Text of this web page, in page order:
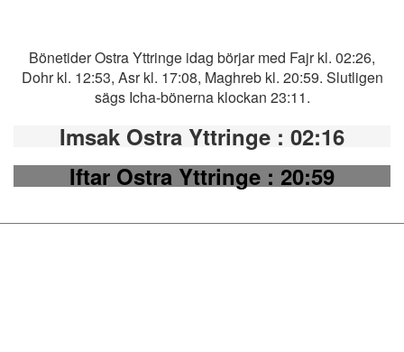
Bönetider Ostra Yttringe idag börjar med Fajr kl. 02:26,
Dohr kl. 12:53, Asr kl. 17:08, Maghreb kl. 20:59. Slutligen
sägs Icha-bönerna klockan 23:11.
Imsak Ostra Yttringe : 02:16
Iftar Ostra Yttringe: 20:59